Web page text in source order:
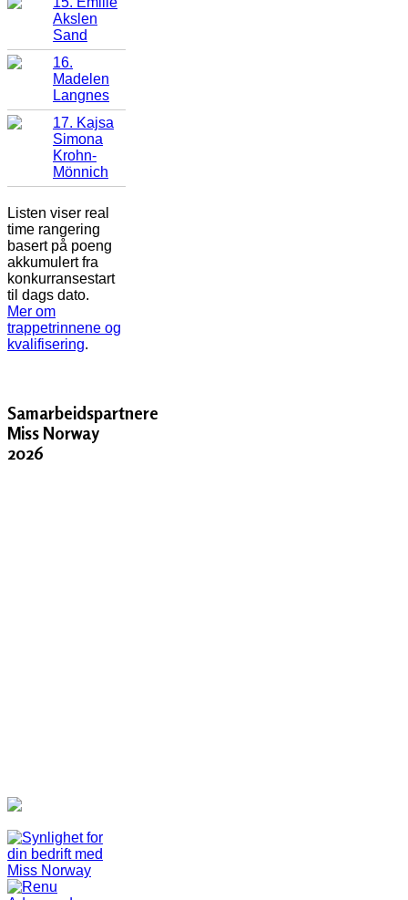
Akslen
Sand
16.
Madelen
Langnes
17. Kajsa
Simona
Krohn-
Mönnich
Listen viser real
time rangering
basert på poeng
akkumulert fra
konkurransestart
til dags dato.
Mer om
trappetrinnene og
kvalifisering.
Samarbeidspartnere
Miss Norway
2026